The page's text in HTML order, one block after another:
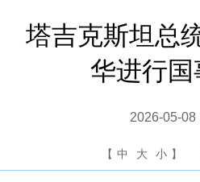
塔吉克斯坦总
华进行国
2026-05-08
【 中 大 小 】